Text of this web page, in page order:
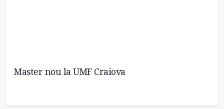
Master nou la UMF Craiova